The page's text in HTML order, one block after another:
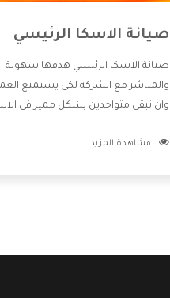
صيانة الاسكا الرئيسي
صيانة الاسكا الرئيسي هدفها سهولة
والمباشر مع الشركة لكى يستمتع
وان نبقى متواجدين بشكل مميز فى
بالخدمات التى تنفرد الشركة بها والتى
مشاهدة المزيد